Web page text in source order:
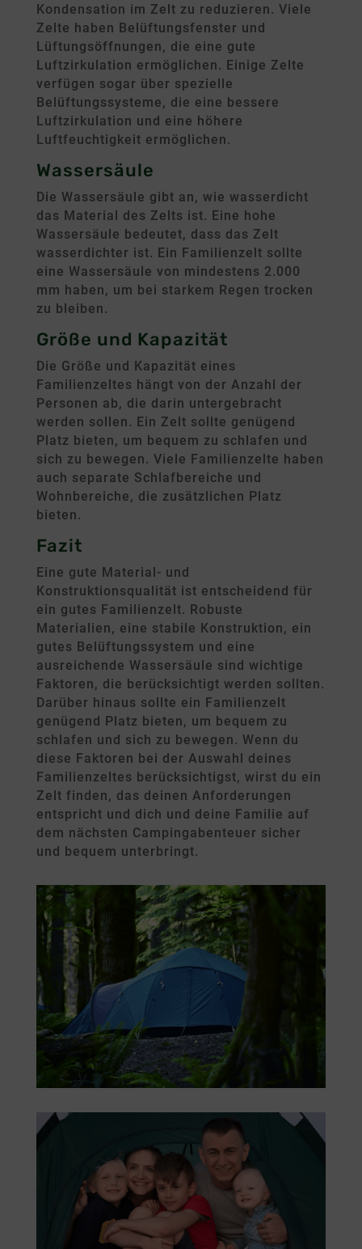
Kondensation im Zelt zu reduzieren. Viele
Zelte haben Belüftungsfenster und
Lüftungsöffnungen, die eine gute
Luftzirkulation ermöglichen. Einige Zelte
verfügen sogar über spezielle
Belüftungssysteme, die eine bessere
Luftzirkulation und eine höhere
Luftfeuchtigkeit ermöglichen.
Wassersäule
Die Wassersäule gibt an, wie wasserdicht
das Material des Zelts ist. Eine hohe
Wassersäule bedeutet, dass das Zelt
wasserdichter ist. Ein Familienzelt sollte
eine Wassersäule von mindestens 2.000
mm haben, um bei starkem Regen trocken
zu bleiben.
Größe und Kapazität
Die Größe und Kapazität eines
Familienzeltes hängt von der Anzahl der
Personen ab, die darin untergebracht
werden sollen. Ein Zelt sollte genügend
Platz bieten, um bequem zu schlafen und
sich zu bewegen. Viele Familienzelte haben
auch separate Schlafbereiche und
Wohnbereiche, die zusätzlichen Platz
bieten.
Fazit
Eine gute Material- und
Konstruktionsqualität ist entscheidend für
ein gutes Familienzelt. Robuste
Materialien, eine stabile Konstruktion, ein
gutes Belüftungssystem und eine
ausreichende Wassersäule sind wichtige
Faktoren, die berücksichtigt werden sollten.
Darüber hinaus sollte ein Familienzelt
genügend Platz bieten, um bequem zu
schlafen und sich zu bewegen. Wenn du
diese Faktoren bei der Auswahl deines
Familienzeltes berücksichtigst, wirst du ein
Zelt finden, das deinen Anforderungen
entspricht und dich und deine Familie auf
dem nächsten Campingabenteuer sicher
und bequem unterbringt.